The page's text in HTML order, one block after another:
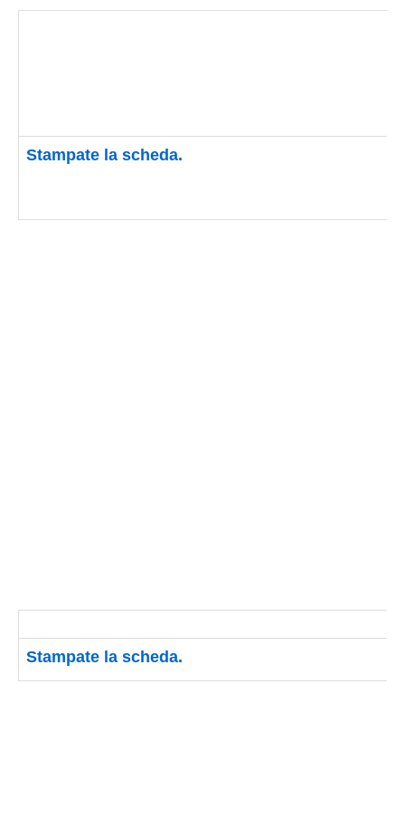
Stampate la scheda.
Stampate la scheda.